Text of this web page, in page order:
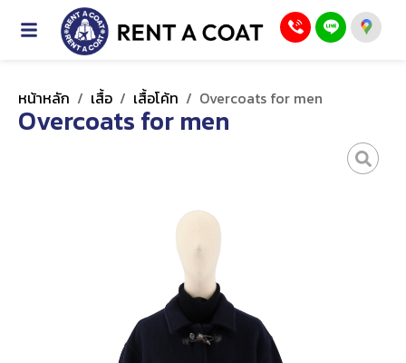
หน้าหลัก / เสื้อ / เสื้อโค้ท / Overcoats for men
Overcoats for men